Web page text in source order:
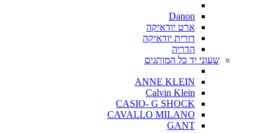
Danon
ארט יודאיקה
דורית יודאיקה
הדריה
שעוני יד כל המותגים
ANNE KLEIN
Calvin Klein
CASIO- G SHOCK
CAVALLO MILANO
GANT